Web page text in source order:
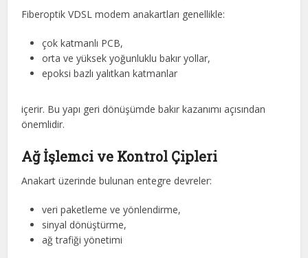
Fiberoptik VDSL modem anakartları genellikle:
çok katmanlı PCB,
orta ve yüksek yoğunluklu bakır yollar,
epoksi bazlı yalıtkan katmanlar
içerir. Bu yapı geri dönüşümde bakır kazanımı açısından
önemlidir.
Ağ İşlemci ve Kontrol Çipleri
Anakart üzerinde bulunan entegre devreler:
veri paketleme ve yönlendirme,
sinyal dönüştürme,
ağ trafiği yönetimi